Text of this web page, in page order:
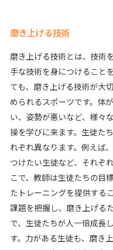
磨き上げる技術
磨き上げる技術とは、技術
手な技術を身につけること
ても、磨き上げる技術が大
められるスポーツです。体
い、姿勢が悪いなど、様々
操を学びに来ます。生徒た
れぞれ異なります。例えば
つけたい生徒など、それぞ
こで、教師は生徒たちの目
たトレーニングを提供する
課題を把握し、磨き上げる
で、生徒たちが人一倍成長
す。力がある生徒も、磨き